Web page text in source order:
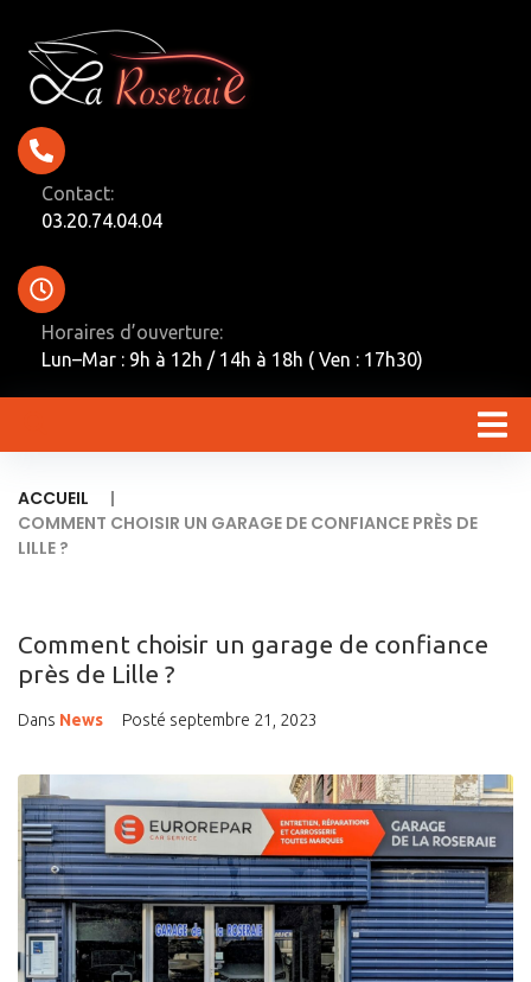
Contact:
03.20.74.04.04
Horaires d’ouverture:
Lun–Mar : 9h à 12h / 14h à 18h ( Ven : 17h30)
ACCUEIL
|
COMMENT CHOISIR UN GARAGE DE CONFIANCE PRÈS DE
LILLE ?
Comment choisir un garage de confiance
près de Lille ?
Dans News Posté septembre 21, 2023